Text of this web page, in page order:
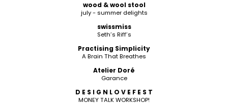
wood & wool stool
july - summer delights
swissmiss
Seth’s Riff’s
Practising Simplicity
A Brain That Breathes
Atelier Doré
Garance
D E S I G N L O V E F E S T
MONEY TALK WORKSHOP!